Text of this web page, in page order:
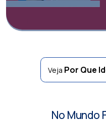
Veja Por Que
No Mundo